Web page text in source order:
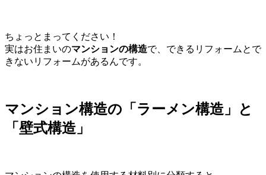
ちょっとまってください！
実はお住まいのマンションの構造で、できるリフォームとで
きないリフォームがあるんです。
マンション構造の「ラーメン構造」と
「壁式構造」